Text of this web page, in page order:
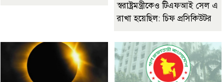
স্বরাষ্ট্রমন্ত্রীকেও টিএফআই সেল এ
রাখা হয়েছিল: চিফ প্রসিকিউটর